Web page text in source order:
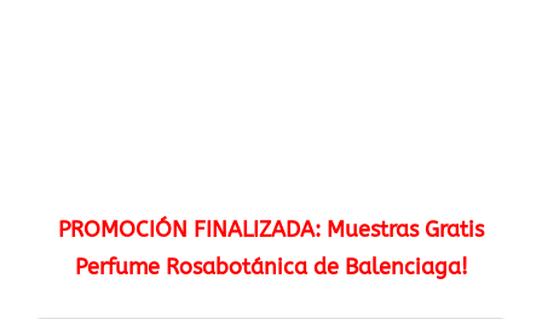
PROMOCIÓN FINALIZADA: Muestras Gratis
Perfume Rosabotánica de Balenciaga!